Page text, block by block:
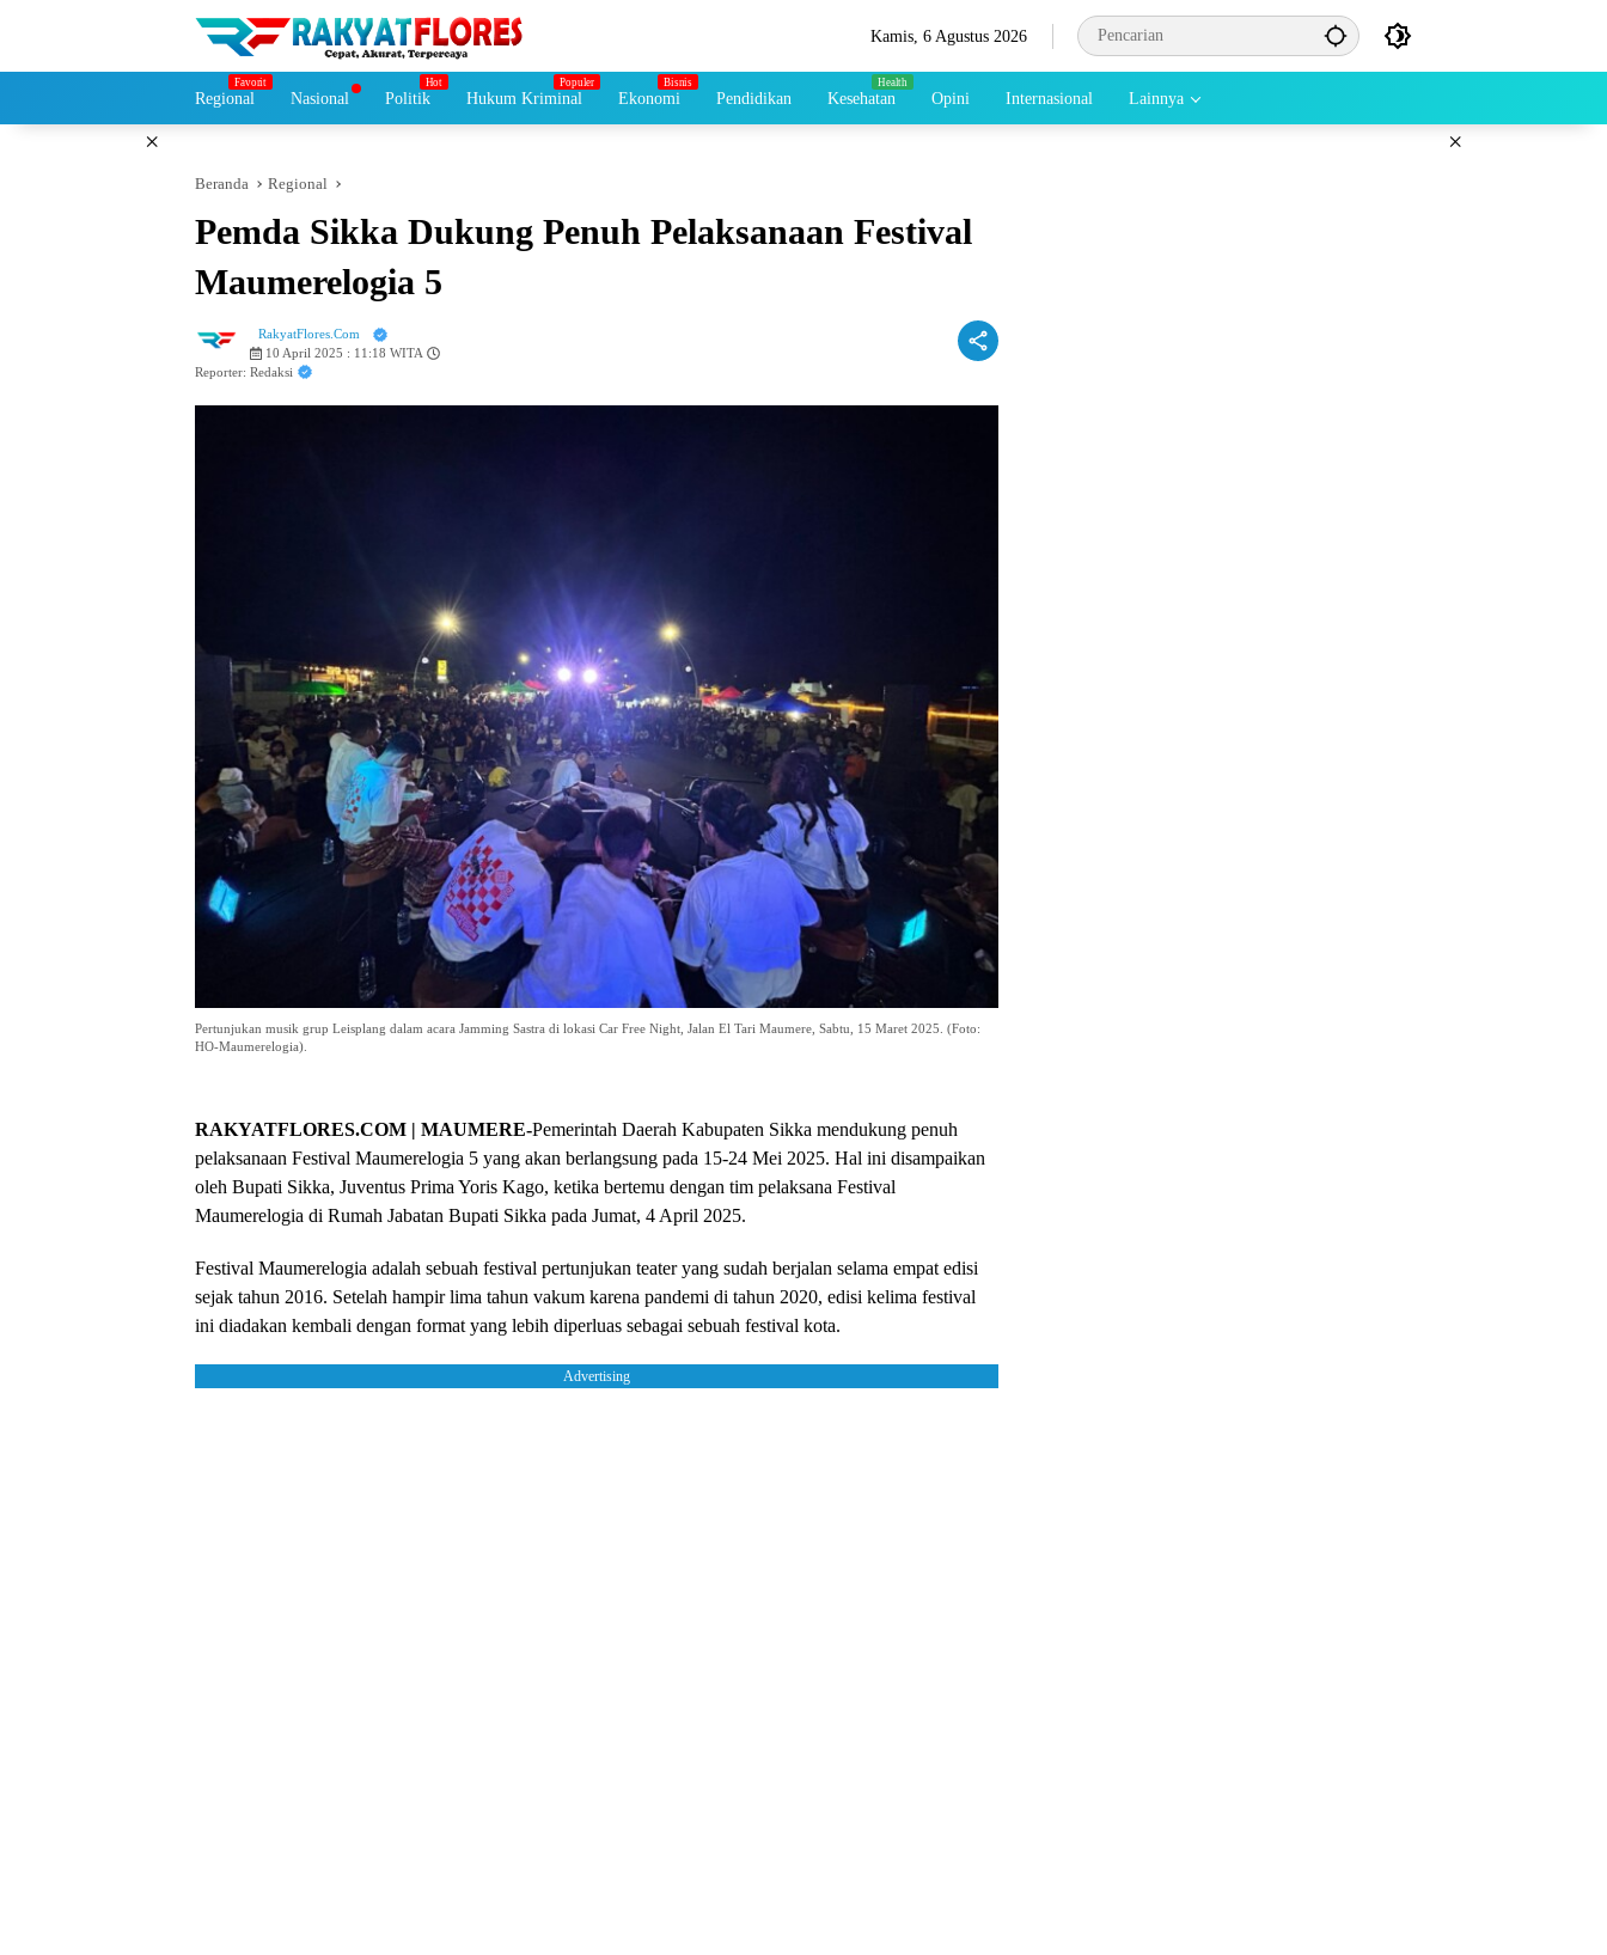
Kamis, 6 Agustus 2026
Regional Nasional Politik Hukum Kriminal Ekonomi Pendidikan Kesehatan Opini Internasional Lainnya
× ×
Beranda Regional
Pemda Sikka Dukung Penuh Pelaksanaan Festival
Maumerelogia 5
RakyatFlores.Com
10 April 2025 : 11:18 WITA
Reporter: Redaksi
Pertunjukan musik grup Leisplang dalam acara Jamming Sastra di lokasi Car Free Night, Jalan El Tari Maumere, Sabtu, 15 Maret 2025. (Foto:
HO-Maumerelogia).
RAKYATFLORES.COM | MAUMERE-Pemerintah Daerah Kabupaten Sikka mendukung penuh
pelaksanaan Festival Maumerelogia 5 yang akan berlangsung pada 15-24 Mei 2025. Hal ini disampaikan
oleh Bupati Sikka, Juventus Prima Yoris Kago, ketika bertemu dengan tim pelaksana Festival
Maumerelogia di Rumah Jabatan Bupati Sikka pada Jumat, 4 April 2025.
Festival Maumerelogia adalah sebuah festival pertunjukan teater yang sudah berjalan selama empat edisi
sejak tahun 2016. Setelah hampir lima tahun vakum karena pandemi di tahun 2020, edisi kelima festival
ini diadakan kembali dengan format yang lebih diperluas sebagai sebuah festival kota.
Advertising